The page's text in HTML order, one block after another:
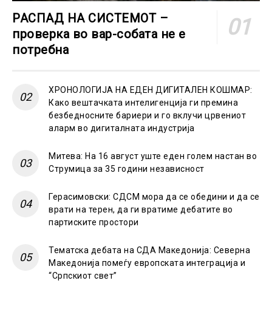
РАСПАД НА СИСТЕМОТ –
проверка во вар-собата не е
потребна
ХРОНОЛОГИЈА НА ЕДЕН ДИГИТАЛЕН КОШМАР:
Како вештачката интелигенција ги премина
безбедносните бариери и го вклучи црвениот
аларм во дигиталната индустрија
Митева: На 16 август уште еден голем настан во
Струмица за 35 години независност
Герасимовски: СДСМ мора да се обедини и да се
врати на терен, да ги вратиме дебатите во
партиските простори
Тематска дебата на СДА Македонија: Северна
Македонија помеѓу европската интеграција и
“Српскиот свет”